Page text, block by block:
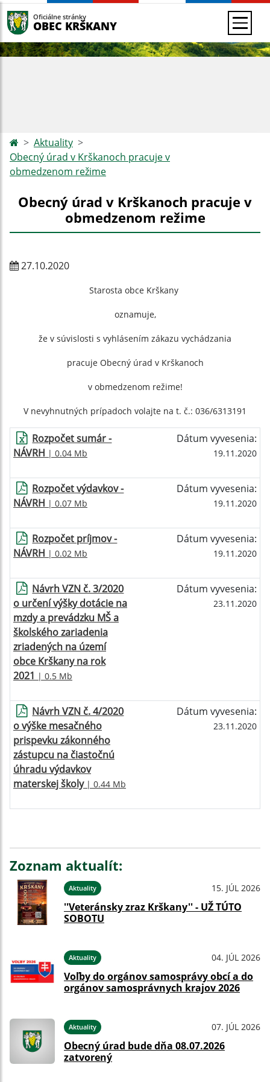
Oficiálne stránky
OBEC KRŠKANY
Aktuality
Obecný úrad v Krškanoch pracuje v
obmedzenom režime
Obecný úrad v Krškanoch pracuje v
obmedzenom režime
27.10.2020
Starosta obce Krškany
oznamuje,
že v súvislosti s vyhlásením zákazu vychádzania
pracuje Obecný úrad v Krškanoch
v obmedzenom režime!
V nevyhnutných prípadoch volajte na t. č.: 036/6313191
Rozpočet sumár -
NÁVRH | 0.04 Mb
Dátum vyvesenia:
19.11.2020
Rozpočet výdavkov -
NÁVRH | 0.07 Mb
Dátum vyvesenia:
19.11.2020
Rozpočet príjmov -
NÁVRH | 0.02 Mb
Dátum vyvesenia:
19.11.2020
Návrh VZN č. 3/2020
o určení výšky dotácie na
mzdy a prevádzku MŠ a
školského zariadenia
zriadených na území
obce Krškany na rok
2021 | 0.5 Mb
Dátum vyvesenia:
23.11.2020
Návrh VZN č. 4/2020
o výške mesačného
prispevku zákonného
zástupcu na čiastočnú
úhradu výdavkov
materskej školy| 0.44 Mb
Dátum vyvesenia:
23.11.2020
Zoznam aktualít:
Aktuality 15. JÚL 2026
''Veteránsky zraz Krškany'' - UŽ TÚTO
SOBOTU
Aktuality 04. JÚL 2026
Voľby do orgánov samosprávy obcí a do
orgánov samosprávnych krajov 2026
Aktuality 07. JÚL 2026
Obecný úrad bude dňa 08.07.2026
zatvorený